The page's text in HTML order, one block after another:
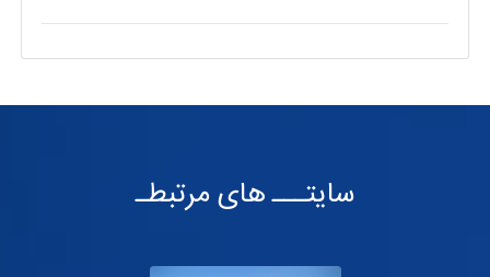
سایتـــ های مرتبطـ